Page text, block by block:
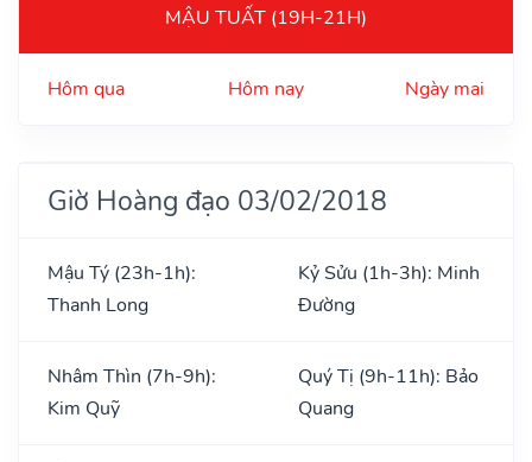
MẬU TUẤT (19H-21H)
Hôm qua Hôm nay Ngày mai
Giờ Hoàng đạo 03/02/2018
Mậu Tý (23h-1h):
Thanh Long
Kỷ Sửu (1h-3h): Minh
Đường
Nhâm Thìn (7h-9h):
Kim Quỹ
Quý Tị (9h-11h): Bảo
Quang